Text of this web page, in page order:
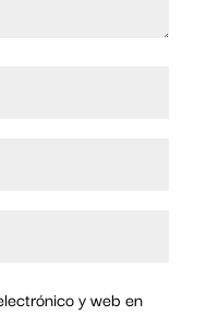
y web en